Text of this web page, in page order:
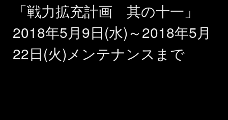
「戦力拡充計画 其の十一」
2018年5月9日(水)～2018年5月
22日(火)メンテナンスまで